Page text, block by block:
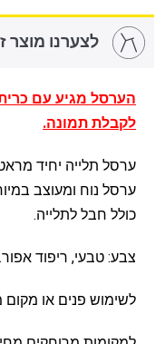
לצערנו מוצר
הערסל מגיע עם
לקבלת תמונה.
ערסל תלייה יחיד
ערסל נוח ומעוצב
כולל חבל לתלייה.
צבע: טבעי, ריפוד אפור.
לשימוש פנים או